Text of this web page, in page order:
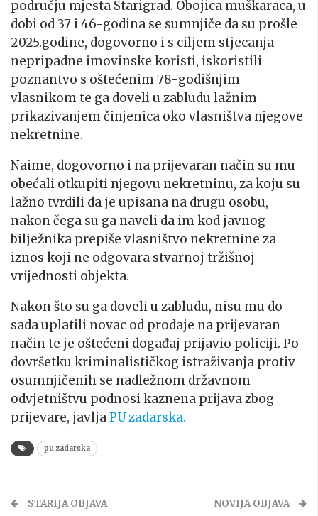
području mjesta Starigrad. Obojica muškaraca, u
dobi od 37 i 46-godina se sumnjiče da su prošle
2025.godine, dogovorno i s ciljem stjecanja
nepripadne imovinske koristi, iskoristili
poznantvo s oštećenim 78-godišnjim
vlasnikom te ga doveli u zabludu lažnim
prikazivanjem činjenica oko vlasništva njegove
nekretnine.
Naime, dogovorno i na prijevaran način su mu
obećali otkupiti njegovu nekretninu, za koju su
lažno tvrdili da je upisana na drugu osobu,
nakon čega su ga naveli da im kod javnog
bilježnika prepiše vlasništvo nekretnine za
iznos koji ne odgovara stvarnoj tržišnoj
vrijednosti objekta.
Nakon što su ga doveli u zabludu, nisu mu do
sada uplatili novac od prodaje na prijevaran
način te je oštećeni događaj prijavio policiji. Po
dovršetku kriminalističkog istraživanja protiv
osumnjičenih se nadležnom državnom
odvjetništvu podnosi kaznena prijava zbog
prijevare, javljaPU zadarska.
pu zadarska
STARIJA OBJAVA NOVIJA OBJAVA